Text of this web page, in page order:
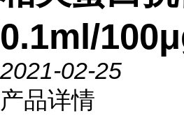
0.1ml/
2021-02-25
产品详情